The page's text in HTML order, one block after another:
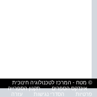
© מטח - המרכז לטכנולוגיה חינוכית
אינדקס הספרים
תקנון הספרייה
פרטיות
הסדרי נגישות עזרה